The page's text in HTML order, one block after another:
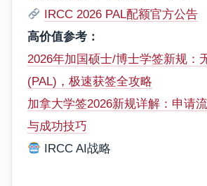
IRCC 2026 PAL配额官方公告
高价值参考：
2026年加国硕士/博士学签新规：
(PAL)，极速获签全攻略
加拿大学签2026新规详解：申请
与成功技巧
IRCC AI战略